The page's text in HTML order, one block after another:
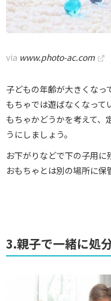
via www.photo-ac.com
子どもの年齢が大きくなっ
もちゃでは遊ばなくなって
もちゃかどうかを考えて、
うにしましょう。
お下がりなどで下の子用
おもちゃとは別の場所に保
3.親子で一緒に処